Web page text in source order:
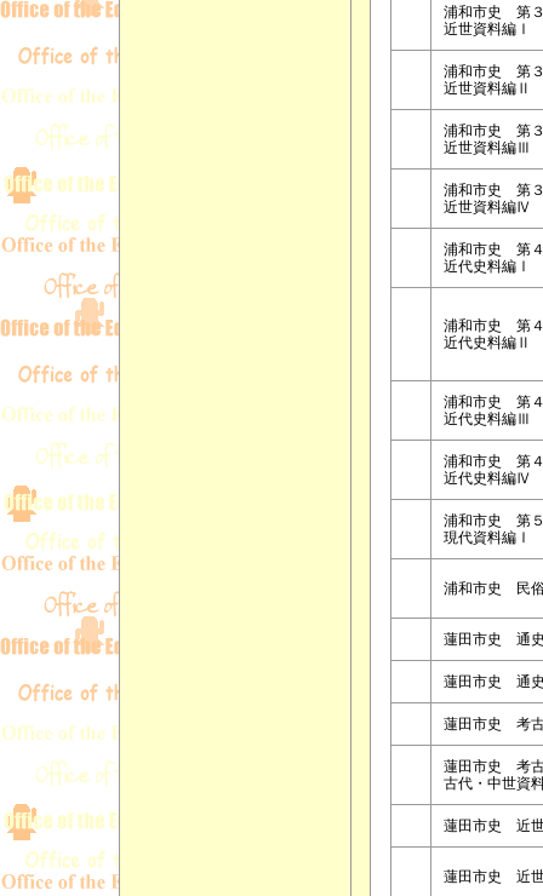
浦和市史 第
近世資料編Ⅰ
浦和市史 第
近世資料編Ⅱ
浦和市史 第
近世資料編Ⅲ
浦和市史 第
近世資料編Ⅳ
浦和市史 第
近代史料編Ⅰ
浦和市史 第
近代史料編Ⅱ
浦和市史 第
近代史料編Ⅲ
浦和市史 第
近代史料編Ⅳ
浦和市史 第
現代資料編Ⅰ
浦和市史 民
蓮田市史 通
蓮田市史 通
蓮田市史 考
蓮田市史 考
古代・中世資
蓮田市史 近
蓮田市史 近